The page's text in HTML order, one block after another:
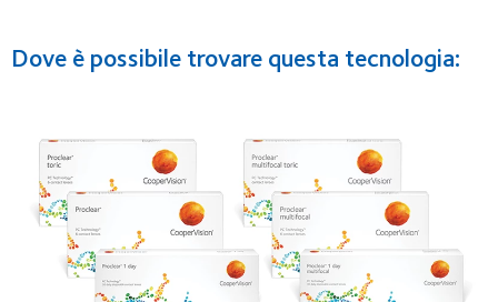
Dove è possibile trovare questa tecnologia: